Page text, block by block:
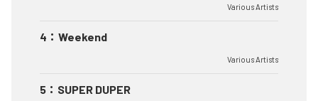
Various Artists
4 ： Weekend
Various Artists
5 ： SUPER DUPER